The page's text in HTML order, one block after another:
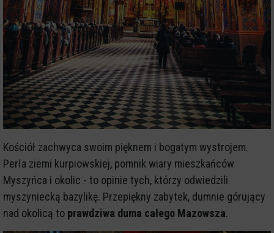
Kościół zachwyca swoim pięknem i bogatym wystrojem.
Perła ziemi kurpiowskiej, pomnik wiary mieszkańców
Myszyńca i okolic - to opinie tych, którzy odwiedzili
myszyniecką bazylikę. Przepiękny zabytek, dumnie górujący
nad okolicą to prawdziwa duma całego Mazowsza.